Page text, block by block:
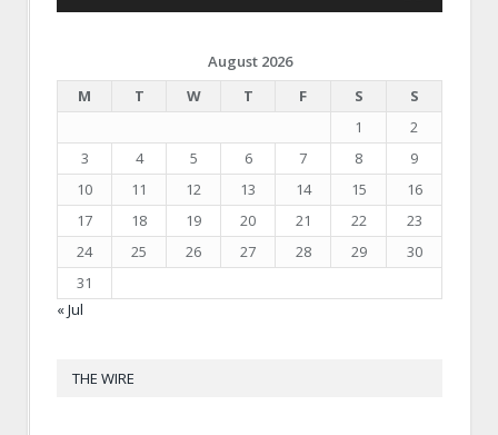
August 2026
M
T W T F S
S
1
2
3
4 5 6 7 8
9
10
11 12 13 14 15
16
17
18 19 20 21 22
23
24
25 26 27 28 29
30
31
« Jul
THE WIRE